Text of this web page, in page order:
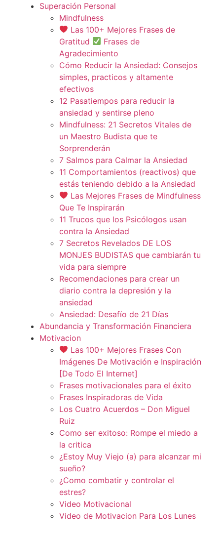
Superación Personal
Mindfulness
Las 100+ Mejores Frases de
Gratitud
Frases de
Agradecimiento
Cómo Reducir la Ansiedad: Consejos
simples, practicos y altamente
efectivos
12 Pasatiempos para reducir la
ansiedad y sentirse pleno
Mindfulness: 21 Secretos Vitales de
un Maestro Budista que te
Sorprenderán
7 Salmos para Calmar la Ansiedad
11 Comportamientos (reactivos) que
estás teniendo debido a la Ansiedad
Las Mejores Frases de Mindfulness
Que Te Inspirarán
11 Trucos que los Psicólogos usan
contra la Ansiedad
7 Secretos Revelados DE LOS
MONJES BUDISTAS que cambiarán tu
vida para siempre
Recomendaciones para crear un
diario contra la depresión y la
ansiedad
Ansiedad: Desafío de 21 Días
Abundancia y Transformación Financiera
Motivacion
Las 100+ Mejores Frases Con
Imágenes De Motivación e Inspiración
[De Todo El Internet]
Frases motivacionales para el éxito
Frases Inspiradoras de Vida
Los Cuatro Acuerdos – Don Miguel
Ruiz
Como ser exitoso: Rompe el miedo a
la critica
¿Estoy Muy Viejo (a) para alcanzar mi
sueño?
¿Como combatir y controlar el
estres?
Video Motivacional
Video de Motivacion Para Los Lunes